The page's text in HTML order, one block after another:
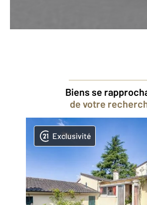
Biens se
de votre
Exclusivité